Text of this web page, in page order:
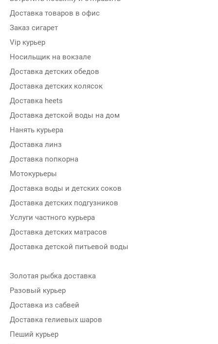
Доставка товаров в офис
Заказ сигарет
Vip курьер
Носильщик на вокзале
Доставка детских обедов
Доставка детских колясок
Доставка heets
Доставка детской воды на дом
Нанять курьера
Доставка линз
Доставка попкорна
Мотокурьеры
Доставка воды и детских соков
Доставка детских подгузников
Услуги частного курьера
Доставка детских матрасов
Доставка детской питьевой воды
Золотая рыбка доставка
Разовый курьер
Доставка из сабвей
Доставка гелиевых шаров
Пеший курьер